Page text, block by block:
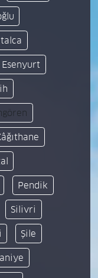
Esenyurt
Pendik
Silivri
Şile